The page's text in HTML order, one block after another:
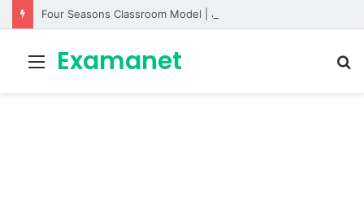
Menu
Examanet